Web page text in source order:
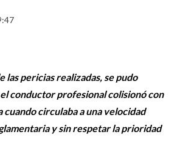
las pericias realizadas, se pudo
conductor profesional colisionó con
cuando circulaba a una velocidad
y sin respetar la prioridad